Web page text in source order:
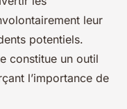
leur
potentiels.
constitue un outil
l’importance de